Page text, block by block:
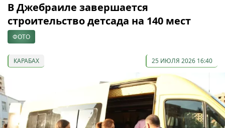
В Джебраиле завершается
строительство детсада на 140 мест
ФОТО
КАРАБАХ 25 ИЮЛЯ 2026 16:40